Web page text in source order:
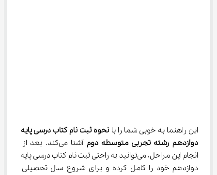
این راهنما به خوبی شما را با نحوه ثبت نام کتاب درسی پایه
دوازدهم رشته تجربی متوسطه دوم
آشنا می‌کند. بعد از
انجام این مراحل، می‌توانید به راحتی ثبت نام کتاب درسی پایه
دوازدهم خود را کامل کرده و برای شروع سال تحصیلی